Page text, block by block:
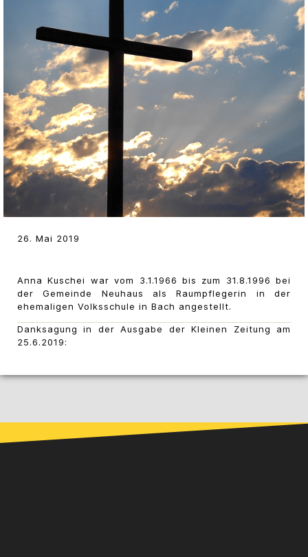
26. Mai 2019
Anna Kuschei war vom 3.1.1966 bis zum 31.8.1996 bei
der Gemeinde Neuhaus als Raumpflegerin in der
ehemaligen Volksschule in Bach angestellt.
Danksagung in der Ausgabe der Kleinen Zeitung am
25.6.2019: